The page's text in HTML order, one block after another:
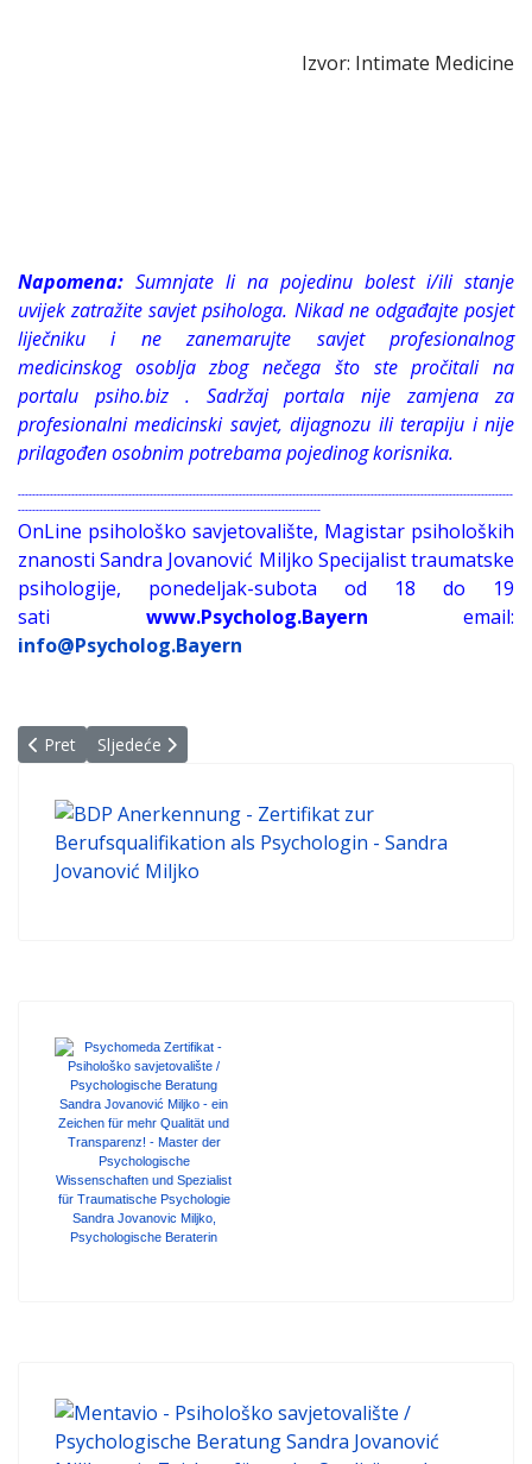
Izvor: Intimate Medicine
Napomena: Sumnjate li na pojedinu bolest i/ili stanje
uvijek zatražite savjet psihologa. Nikad ne odgađajte posjet
liječniku i ne zanemarujte savjet profesionalnog
medicinskog osoblja zbog nečega što ste pročitali na
portalu psiho.biz . Sadržaj portala nije zamjena za
profesionalni medicinski savjet, dijagnozu ili terapiju i nije
prilagođen osobnim potrebama pojedinog korisnika.
-------------------------------------------------------------------------------------------------------------------------------------------
-------------------------------------------------------------------------------------
OnLine psihološko savjetovalište, Magistar psiholoških
znanosti Sandra Jovanović Miljko Specijalist traumatske
psihologije, ponedeljak-subota od 18 do 19
sati www.Psycholog.Bayern email:
info@Psycholog.Bayern
Prethodni članak: Jeste li opet ostali bez seksa?
Pret Sljedeći članak: Manjak seksualne želje
Sljedeće